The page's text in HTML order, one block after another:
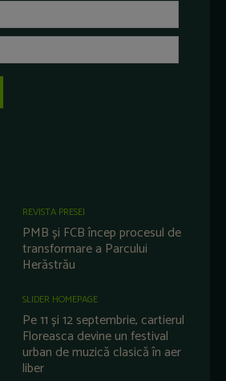
REVISTA PRESEI
PMB și FCB încep procesul de
transformare a Parcului
Herăstrău
SLIDER HOMEPAGE
Pe 11 și 12 septembrie, cartierul
Floreasca devine un festival
urban de muzică clasică în aer
liber